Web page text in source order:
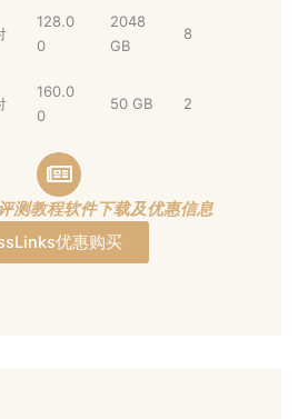
128.0
0
2048
GB
8
160.0
0
50 GB 2
测教程软件下载及优惠信息
优惠购买